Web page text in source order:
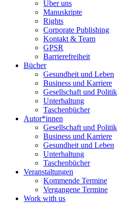
Über uns
Manuskripte
Rights
Corporate Publishing
Kontakt & Team
GPSR
Barrierefreiheit
Bücher
Gesundheit und Leben
Business und Karriere
Gesellschaft und Politik
Unterhaltung
Taschenbücher
Autor*innen
Gesellschaft und Politik
Business und Karriere
Gesundheit und Leben
Unterhaltung
Taschenbücher
Veranstaltungen
Kommende Termine
Vergangene Termine
Work with us